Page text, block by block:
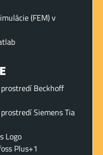
(FEM) v
Beckhoff
Siemens Tia
Logo
Plus+1